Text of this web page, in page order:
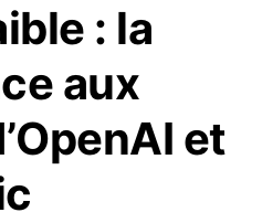
: la
aux
et